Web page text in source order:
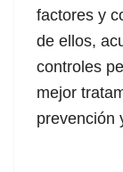
factores y
de ellos,
controles
mejor
prevención